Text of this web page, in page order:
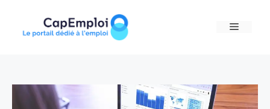
content
MENU